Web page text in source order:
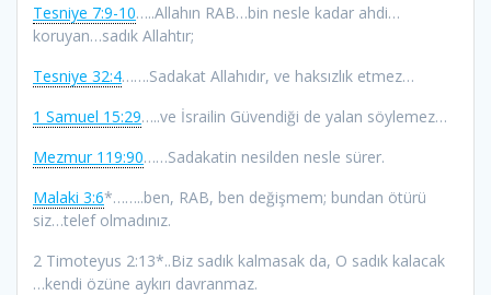
Tesniye 7:9-10…..Allahın RAB…bin nesle kadar ahdi…
koruyan…sadık Allahtır;
Tesniye 32:4…….Sadakat Allahıdır, ve haksızlık etmez…
1 Samuel 15:29…..ve İsrailin Güvendiği de yalan söylemez…
Mezmur 119:90……Sadakatin nesilden nesle sürer.
Malaki 3:6*……..ben, RAB, ben değişmem; bundan ötürü
siz…telef olmadınız.
2 Timoteyus 2:13*..Biz sadık kalmasak da, O sadık kalacak
…kendi özüne aykırı davranmaz.